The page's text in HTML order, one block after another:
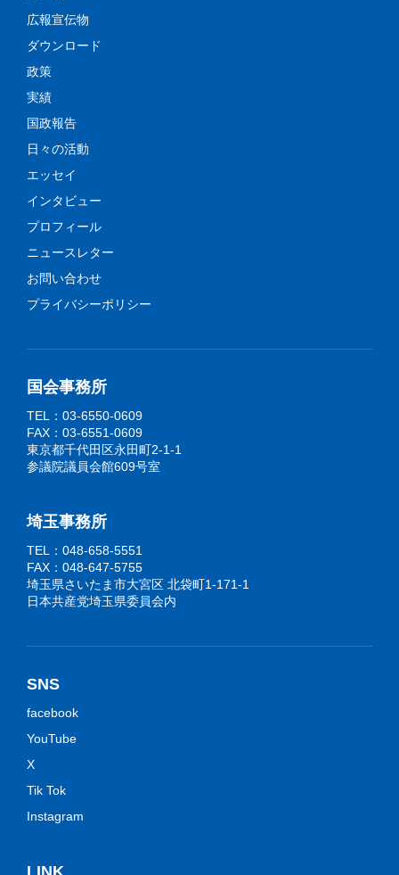
広報宣伝物
ダウンロード
政策
実績
国政報告
日々の活動
エッセイ
インタビュー
プロフィール
ニュースレター
お問い合わせ
プライバシーポリシー
国会事務所
TEL：03-6550-0609
FAX：03-6551-0609
東京都千代田区永田町2-1-1
参議院議員会館609号室
埼玉事務所
TEL：048-658-5551
FAX：048-647-5755
埼玉県さいたま市大宮区 北袋町1-171-1
日本共産党埼玉県委員会内
SNS
facebook
YouTube
X
Tik Tok
Instagram